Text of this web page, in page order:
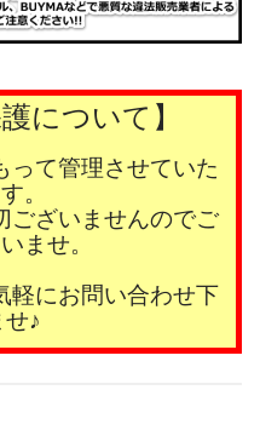
について】
って管理させていた
。
ございませんのでご
ませ。
軽にお問い合わせ下
せ♪